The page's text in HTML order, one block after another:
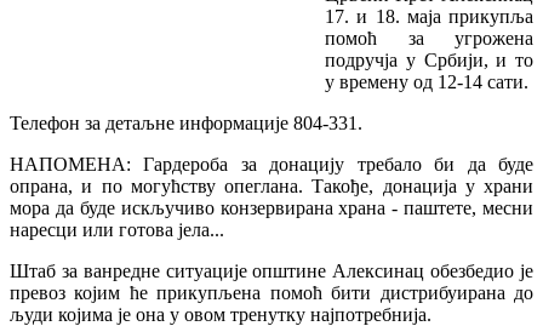
17. и 18. маја прикупља
помоћ за угрожена
подручја у Србији, и то
у времену од 12-14 сати.
Телефон за детаљне информације 804-331.
НАПОМЕНА: Гардероба за донацију требало би да буде
опрана, и по могућству опеглана. Такође, донација у храни
мора да буде искључиво конзервирана храна - паштете, месни
наресци или готова јела...
Штаб за ванредне ситуације општине Алексинац обезбедио је
превоз којим ће прикупљена помоћ бити дистрибуирана до
људи којима је она у овом тренутку најпотребнија.